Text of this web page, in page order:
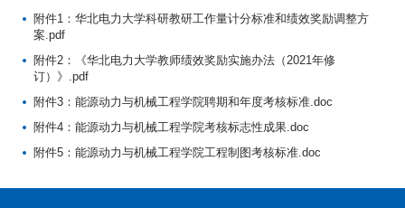
附件1：华北电力大学科研教研工作量计分标准和绩效奖励调整方
案.pdf
附件2：《华北电力大学教师绩效奖励实施办法（2021年修
订）》.pdf
附件3：能源动力与机械工程学院聘期和年度考核标准.doc
附件4：能源动力与机械工程学院考核标志性成果.doc
附件5：能源动力与机械工程学院工程制图考核标准.doc